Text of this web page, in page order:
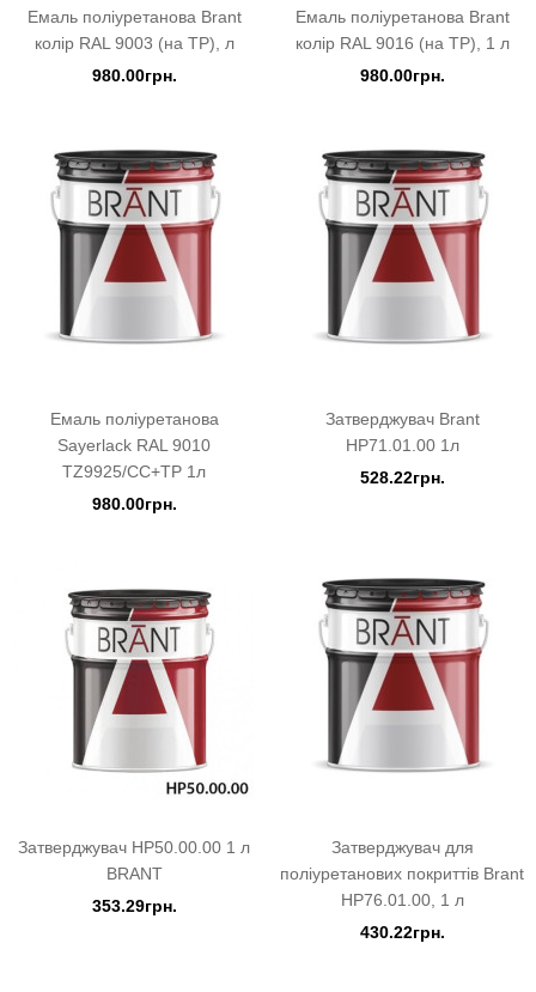
Емаль поліуретанова Brant
колір RAL 9003 (на ТР), л
980.00грн.
Емаль поліуретанова Brant
колір RAL 9016 (на ТР), 1 л
980.00грн.
Емаль поліуретанова
Sayerlack RAL 9010
TZ9925/CC+TP 1л
980.00грн.
Затверджувач Brant
HP71.01.00 1л
528.22грн.
Затверджувач HP50.00.00 1 л
BRANT
353.29грн.
Затверджувач для
поліуретанових покриттів Brant
HP76.01.00, 1 л
430.22грн.